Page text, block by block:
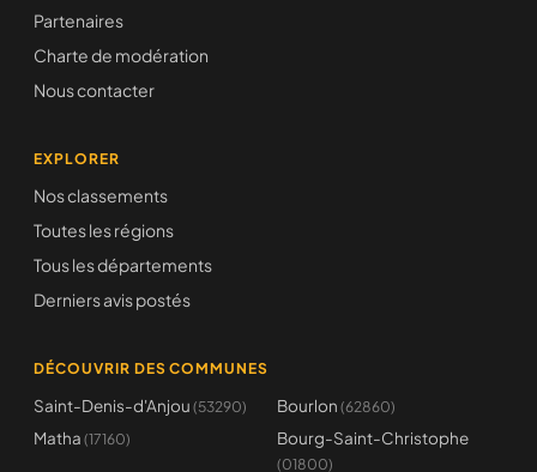
Partenaires
Charte de modération
Nous contacter
EXPLORER
Nos classements
Toutes les régions
Tous les départements
Derniers avis postés
DÉCOUVRIR DES COMMUNES
Saint-Denis-d'Anjou (53290) Bourlon (62860)
Matha (17160) Bourg-Saint-Christophe
(01800)